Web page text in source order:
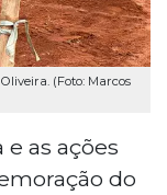
(Foto: Marcos
as ações
do